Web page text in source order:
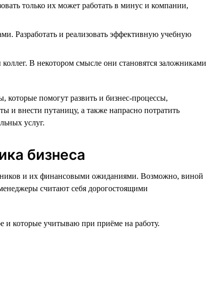
только их может работать в минус и компании,
Разработать и реализовать эффективную учебную
В некотором смысле они становятся заложниками
помогут развить и бизнес-процессы,
и внести путаницу, а также напрасно потратить
услуг.
бизнеса
и их финансовыми ожиданиями. Возможно, виной
считают себя дорогостоящими
и которые учитываю при приёме на работу.